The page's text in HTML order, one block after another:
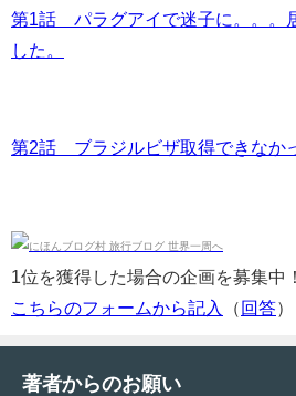
第1話 パラグアイで迷子に。。。
した。
第2話 ブラジルビザ取得できなか
1位を獲得した場合の企画を募集中！
こちらのフォームから記入
（ 回答）
著者からのお願い